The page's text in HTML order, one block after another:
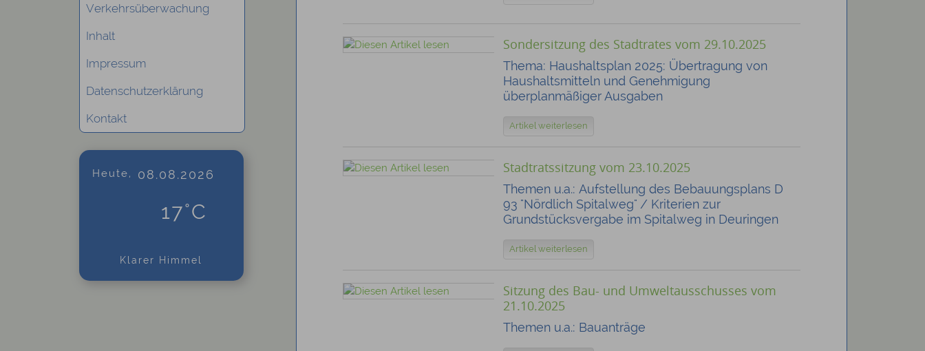
Verkehrsüberwachung
Inhalt
Impressum
Datenschutzerklärung
Kontakt
Heute, 08.08.2026
17°C
Klarer Himmel
Sondersitzung des Stadtrates vom 29.10.2025
Thema: Haushaltsplan 2025: Übertragung von
Haushaltsmitteln und Genehmigung
überplanmäßiger Ausgaben
Artikel weiterlesen
Stadtratssitzung vom 23.10.2025
Themen u.a.: Aufstellung des Bebauungsplans D
93 "Nördlich Spitalweg" / Kriterien zur
Grundstücksvergabe im Spitalweg in Deuringen
Artikel weiterlesen
Sitzung des Bau- und Umweltausschusses vom
21.10.2025
Themen u.a.: Bauanträge